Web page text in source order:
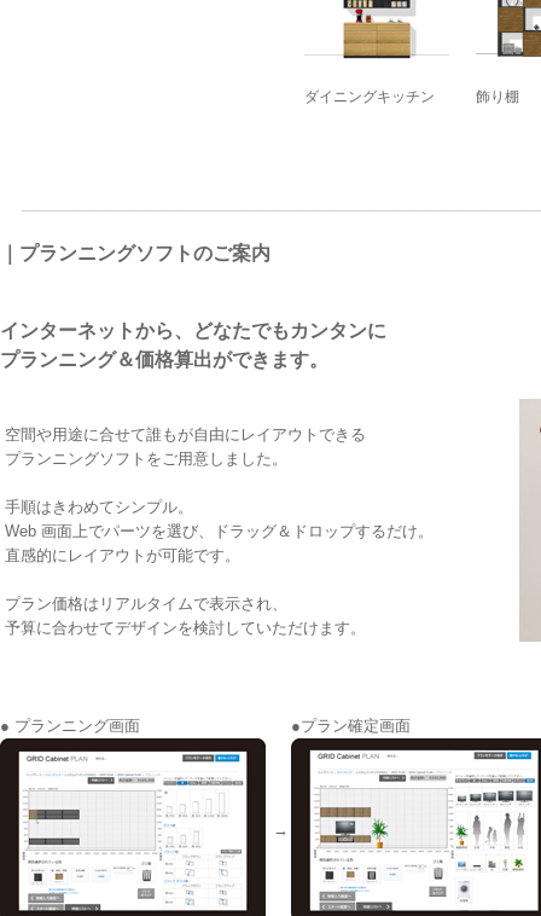
ダイニングキッチン 飾り棚
｜プランニングソフトのご案内
インターネットから、どなたでもカンタンに
プランニング＆価格算出ができます。
空間や用途に合せて誰もが自由にレイアウトできる
プランニングソフトをご用意しました。
手順はきわめてシンプル。
Web 画面上でパーツを選び、ドラッグ＆ドロップするだけ。
直感的にレイアウトが可能です。
プラン価格はリアルタイムで表示され、
予算に合わせてデザインを検討していただけます。
● プランニング画面 ●プラン確定画面
→